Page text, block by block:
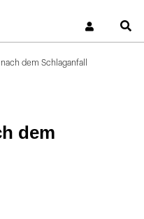
dem Schlaganfall
dem